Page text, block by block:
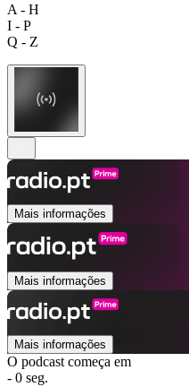
A - H
I - P
Q - Z
Mais informações
Mais informações
Mais informações
O podcast começa em
- 0 seg.